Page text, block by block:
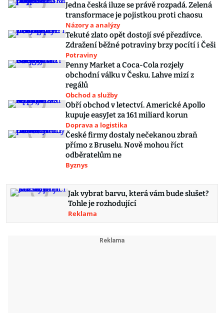
Jedna česká iluze se právě rozpadá. Zelená
transformace je pojistkou proti chaosu
Názory a analýzy
Tekuté zlato opět dostojí své přezdívce.
Zdražení běžné potraviny brzy pocítí i Češi
Potraviny
Penny Market a Coca-Cola rozjely
obchodní válku v Česku. Lahve mizí z
regálů
Obchod a služby
Obří obchod v letectví. Americké Apollo
kupuje easyJet za 161 miliard korun
Doprava a logistika
České firmy dostaly nečekanou zbraň
přímo z Bruselu. Nově mohou říct
odběratelům ne
Byznys
Jak vybrat barvu, která vám bude slušet?
Tohle je rozhodující
Reklama